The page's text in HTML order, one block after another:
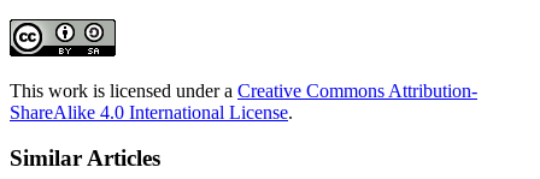
This work is licensed under a Creative Commons Attribution-
ShareAlike 4.0 International License.
Similar Articles